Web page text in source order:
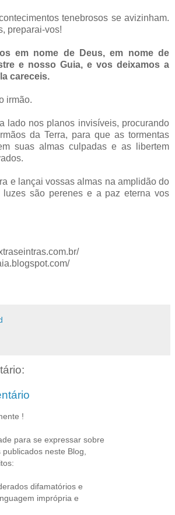
tenebrosos se avizinham.
preparai-vos!
em nome de Deus, em nome de
e nosso Guia, e vos deixamos a
careceis.
irmão.
lado nos planos invisíveis, procurando
da Terra, para que as tormentas
suas almas culpadas e as libertem
e lançai vossas almas na amplidão do
luzes são perenes e a paz eterna vos
!
para se expressar sobre
neste Blog,
difamatórios e
imprópria e